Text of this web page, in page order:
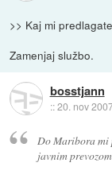
>> Kaj mi
Zamenjaj službo.
bosstjann
::20. nov
Do Maribora mi
javnim